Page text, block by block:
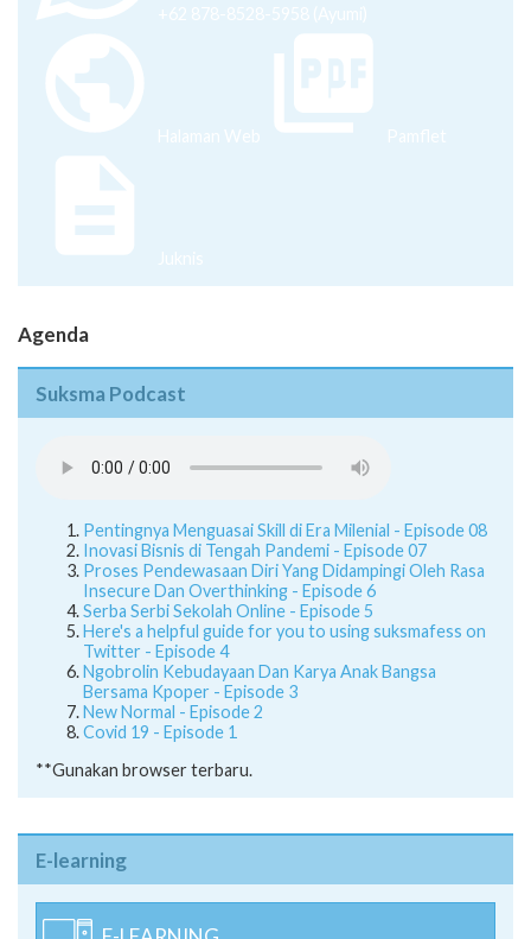
+62 878-8528-5958 (Ayumi)
Halaman Web Pamflet
Juknis
Agenda
Suksma Podcast
Pentingnya Menguasai Skill di Era Milenial - Episode 08
Inovasi Bisnis di Tengah Pandemi - Episode 07
Proses Pendewasaan Diri Yang Didampingi Oleh Rasa
Insecure Dan Overthinking - Episode 6
Serba Serbi Sekolah Online - Episode 5
Here's a helpful guide for you to using suksmafess on
Twitter - Episode 4
Ngobrolin Kebudayaan Dan Karya Anak Bangsa
Bersama Kpoper - Episode 3
New Normal - Episode 2
Covid 19 - Episode 1
**Gunakan browser terbaru.
E-learning